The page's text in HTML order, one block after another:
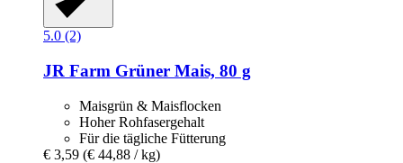
5.0 (2)
JR Farm Grüner Mais, 80 g
Maisgrün & Maisflocken
Hoher Rohfasergehalt
Für die tägliche Fütterung
€ 3,59 (€ 44,88 / kg)